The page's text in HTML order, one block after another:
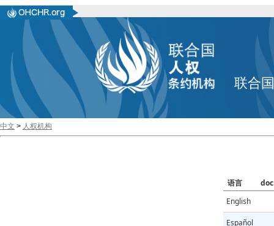
联合
中文 > 人权机构
语言
doc
English
Español